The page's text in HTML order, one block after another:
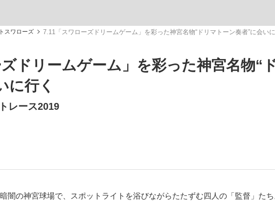
なかった」侍ジャパン選手が証言した“NPB聞... 「クマが悪者扱いされて
よ。
もっと見る
スワローズ 7.11「スワローズドリームゲーム」を彩った神宮名物“ドリマトーン奏者”に会いに
ドリームゲーム」を彩った神宮名物“
に行く
レース2019
闇の神宮球場で、スポットライトを浴びながらたたずむ四人の「監督」た